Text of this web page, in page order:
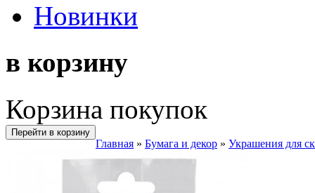
Новинки
в корзину
Корзина покупок
Перейти в корзину
Главная » Бумага и декор » Украшения для